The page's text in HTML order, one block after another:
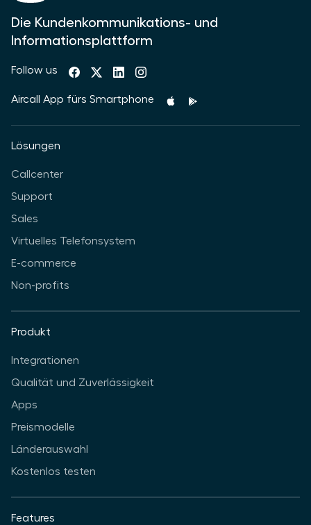
Die Kundenkommunikations- und
Informationsplattform
Follow us
Aircall App fürs Smartphone
Lösungen
Callcenter
Support
Sales
Virtuelles Telefonsystem
E-commerce
Non-profits
Produkt
Integrationen
Qualität und Zuverlässigkeit
Apps
Preismodelle
Länderauswahl
Kostenlos testen
Features